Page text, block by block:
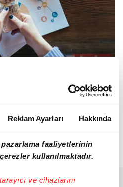
Reklam Ayarları Hakkında
faaliyetlerinin
kullanılmaktadır.
ve cihazlarını
maaş artışı, bu farkı
ayları enflasyon